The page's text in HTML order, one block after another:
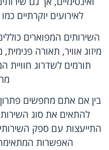
לאירועים יוקרתיים
השירותים המפוארים
מיזוג אוויר, תאורה
תורמים לשדרוג
בין אם אתם מחפשים
להתאים את סוג
התייעצות עם ספק
האפשרות